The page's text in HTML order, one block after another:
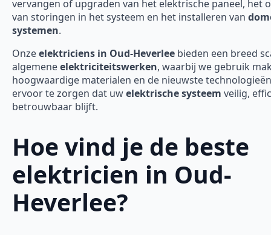
vervangen of upgraden van het elektrische paneel, het
van storingen in het systeem en het installeren van
systemen.
Onzeelektriciens in Oud-Heverlee bieden een breed
algemeneelektriciteitswerken, waarbij we gebruik
hoogwaardige materialen en de nieuwste
ervoor te zorgen dat uwelektrische systeem veilig,
betrouwbaar blijft.
Hoe vind je de beste
elektricien in Oud-
Heverlee?